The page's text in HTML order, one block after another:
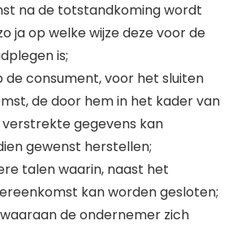
na de totstandkoming wordt
ja op welke wijze deze voor de
is;
consument, voor het sluiten
de door hem in het kader van
gegevens kan
gewenst herstellen;
talen waarin, naast het
kan worden gesloten;
de ondernemer zich